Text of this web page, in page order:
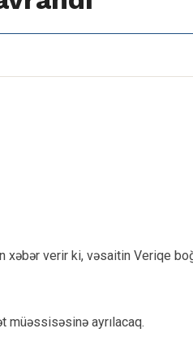
xəbər verir ki, vəsaitin Veriqe
müəssisəsinə ayrılacaq.